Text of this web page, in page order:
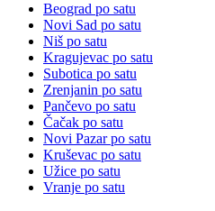
Beograd po satu
Novi Sad po satu
Niš po satu
Kragujevac po satu
Subotica po satu
Zrenjanin po satu
Pančevo po satu
Čačak po satu
Novi Pazarpo satu
Kruševac po satu
Užice po satu
Vranje po satu